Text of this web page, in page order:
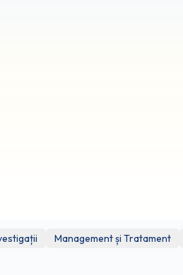
Management și Tratament